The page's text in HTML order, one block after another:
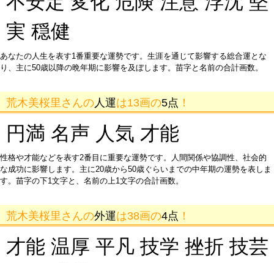
実 穏健
あなたの人生を表す1番重要な運勢です。生涯を通じて影響する総合運とな
り、主に50歳以降の晩年期に影響を及ぼします。苗字と名前の合計画数。
荒木美桜里さんの 人運は13画の5点 ！
円満 名声 人気 才能
性格や才能などを表す2番目に重要な運勢です。人間関係や協調性、社会的
な成功に影響します。主に20歳から50歳ぐらいまでの中年期の運勢を表しま
す。苗字の下1文字と、名前の上1文字の合計画数。
荒木美桜里さんの外運は38画の4点 ！
才能 温厚 平凡 技学 挫折 技芸